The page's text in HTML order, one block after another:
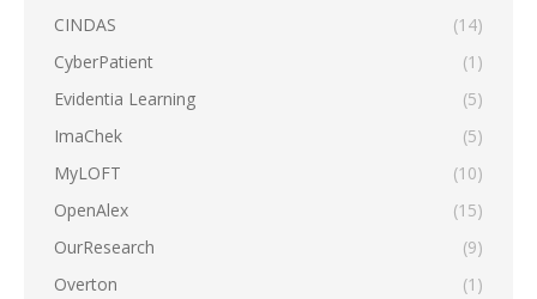
CINDAS
(14)
CyberPatient
(1)
Evidentia Learning
(5)
ImaChek
(5)
MyLOFT
(10)
OpenAlex
(15)
OurResearch
(9)
Overton
(1)